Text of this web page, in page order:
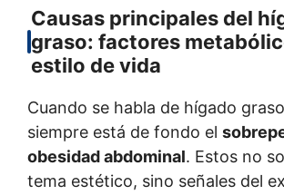
Causas principales del
graso: factores
estilo de vida
Cuando se habla de hígado
siempre está de fondo el
obesidad abdominal. Estos no
tema estético, sino señales del